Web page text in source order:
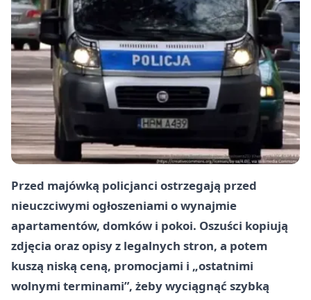
Przed majówką policjanci ostrzegają przed
nieuczciwymi ogłoszeniami o wynajmie
apartamentów, domków i pokoi. Oszuści kopiują
zdjęcia oraz opisy z legalnych stron, a potem
kuszą niską ceną, promocjami i „ostatnimi
wolnymi terminami”, żeby wyciągnąć szybką